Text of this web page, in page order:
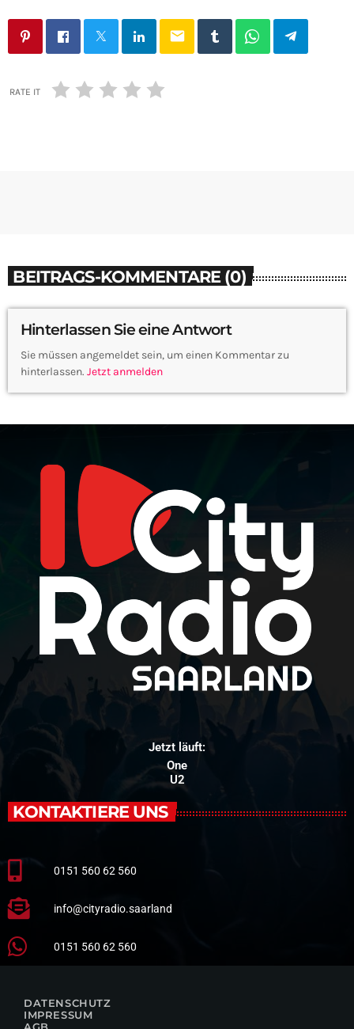
email
RATE IT
BEITRAGS-KOMMENTARE (0)
Hinterlassen Sie eine Antwort
Sie müssen angemeldet sein, um einen Kommentar zu
hinterlassen. Jetzt anmelden
Jetzt läuft:
One
U2
KONTAKTIERE UNS
0151 560 62 560
info@cityradio.saarland
0151 560 62 560
DATENSCHUTZ
IMPRESSUM